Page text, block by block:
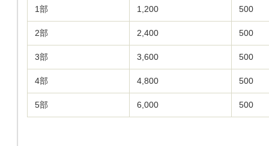
1部 1,200 500
2部 2,400 500
3部 3,600 500
4部 4,800 500
5部 6,000 500